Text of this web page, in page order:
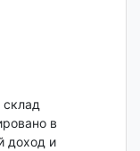
в
доход и